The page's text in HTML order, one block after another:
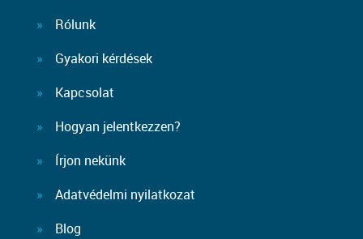
Rólunk
Gyakori kérdések
Kapcsolat
Hogyan jelentkezzen?
Írjon nekünk
Adatvédelmi nyilatkozat
Blog